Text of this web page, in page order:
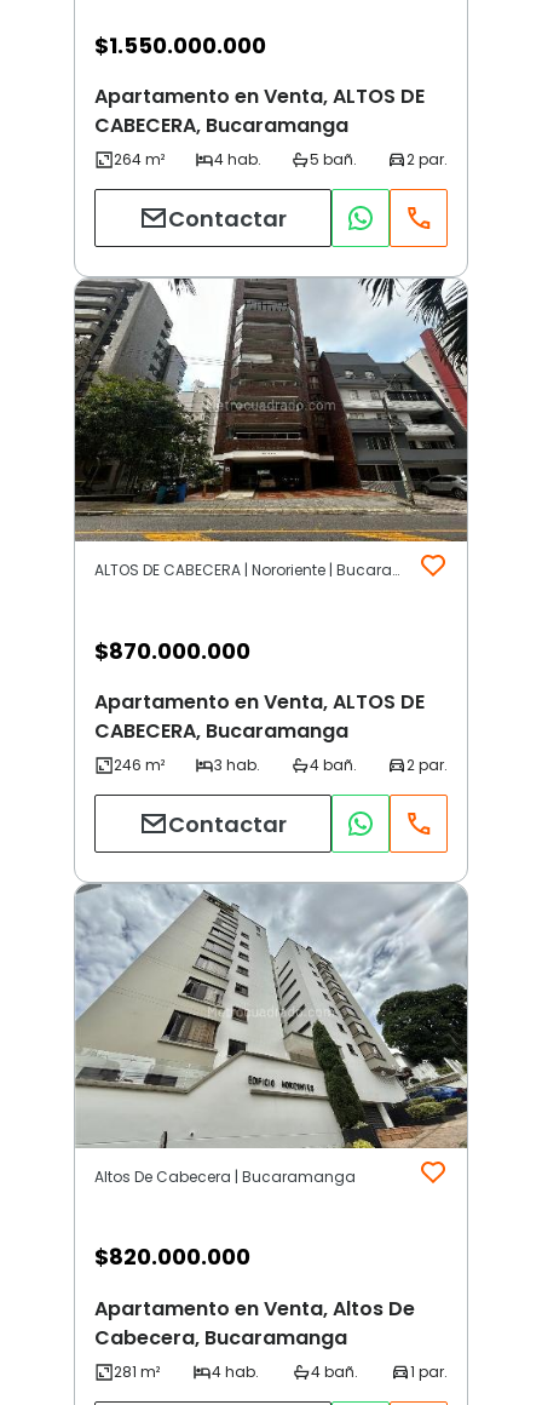
$1.550.000.000
Apartamento en Venta, ALTOS DE
CABECERA, Bucaramanga
Contactar
ALTOS DE CABECERA | Nororiente | Bucaramanga
$870.000.000
Apartamento en Venta, ALTOS DE
CABECERA, Bucaramanga
Contactar
Altos De Cabecera | Bucaramanga
$820.000.000
Apartamento en Venta, Altos De
Cabecera, Bucaramanga